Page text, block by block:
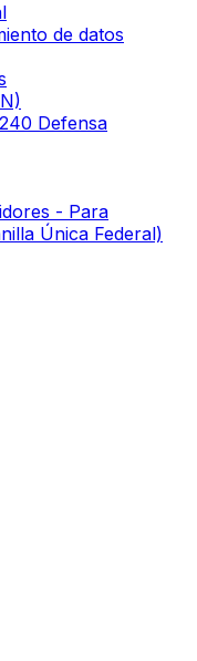
de datos
Defensa
- Para
Única Federal)